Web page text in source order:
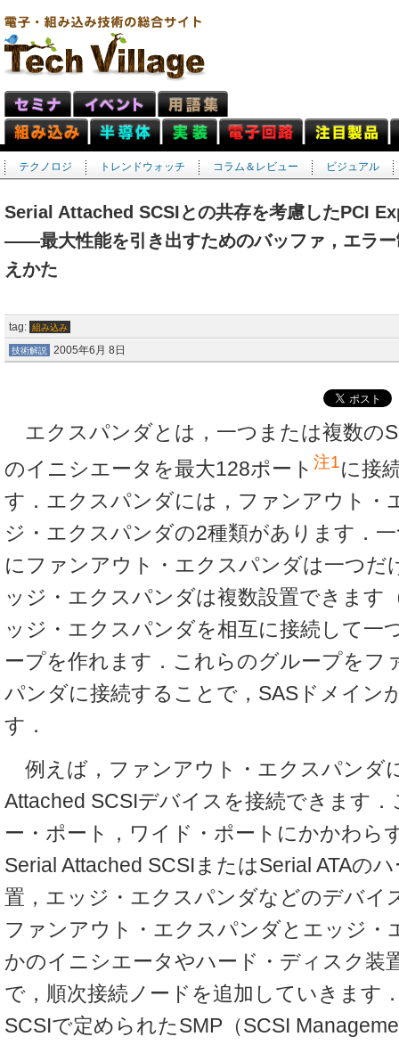
テクノロジ トレンドウォッチ コラム＆レビュー ビジュアル
Serial Attached SCSIとの共存を考慮したPCI
――最大性能を引き出すためのバッファ，エラー
えかた
tag: 組み込み
技術解説 2005年6月 8日
エクスパンダとは，一つまたは複数の
のイニシエータを最大128ポート 注1に接
す．エクスパンダには，ファンアウト・
ジ・エクスパンダの2種類があります．
にファンアウト・エクスパンダは一つだ
ッジ・エクスパンダは複数設置できます
ッジ・エクスパンダを相互に接続して一
ープを作れます．これらのグループをフ
パンダに接続することで，SASドメイン
す．
例えば，ファンアウト・エクスパンダ
Attached SCSIデバイスを接続できます
ー・ポート，ワイド・ポートにかかわら
Serial Attached SCSIまたはSerial ATAの
置，エッジ・エクスパンダなどのデバイ
ファンアウト・エクスパンダとエッジ・
かのイニシエータやハード・ディスク装
で，順次接続ノードを追加していきます
SCSIで定められたSMP（SCSI